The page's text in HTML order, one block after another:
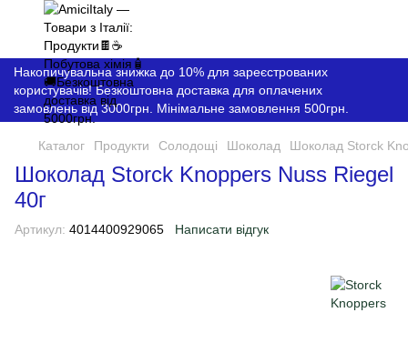
Накопичувальна знижка до 10% для зареєстрованих
користувачів! Безкоштовна доставка для оплачених
замовлень від 3000грн. Мінімальне замовлення 500грн.
Каталог Продукти Солодощі Шоколад Шоколад Storck
Шоколад Storck Knoppers Nuss Riegel
40г
Артикул: 4014400929065 Написати відгук